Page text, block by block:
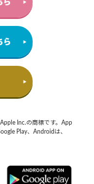
Inc.の商標です。App
Play、Androidは、